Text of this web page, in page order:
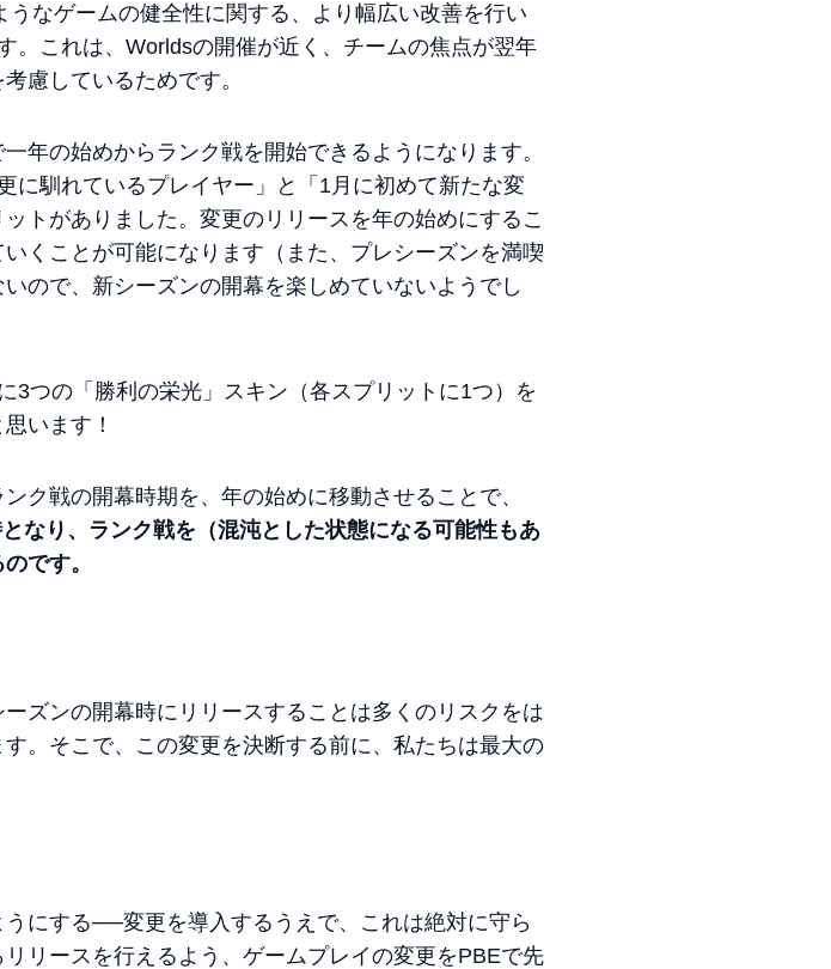
なゲームの健全性に関する、より幅広い改善を行い
。これは、Worldsの開催が近く、チームの焦点が翌年
慮しているためです。
年の始めからランク戦を開始できるようになります。
に馴れているプレイヤー」と「1月に初めて新たな変
トがありました。変更のリリースを年の始めにするこ
くことが可能になります（また、プレシーズンを満喫
ので、新シーズンの開幕を楽しめていないようでし
3つの「勝利の栄光」スキン（各スプリットに1つ）を
います！
ク戦の開幕時期を、年の始めに移動させることで、
なり、ランク戦を（混沌とした状態になる可能性もあ
です。
ズンの開幕時にリリースすることは多くのリスクをは
。そこで、この変更を決断する前に、私たちは最大の
にする──変更を導入するうえで、これは絶対に守ら
リースを行えるよう、ゲームプレイの変更をPBEで先